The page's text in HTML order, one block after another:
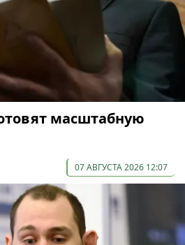
масштабную
07 АВГУСТА 2026 12:07